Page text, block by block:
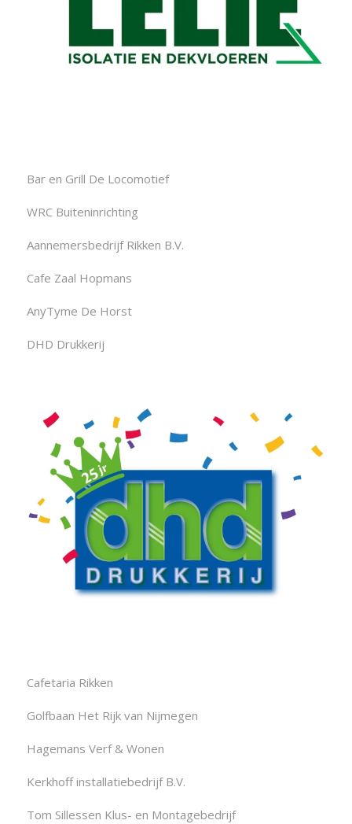
Bar en Grill De Locomotief
WRC Buiteninrichting
Aannemersbedrijf Rikken B.V.
Cafe Zaal Hopmans
AnyTyme De Horst
DHD Drukkerij
Cafetaria Rikken
Golfbaan Het Rijk van Nijmegen
Hagemans Verf & Wonen
Kerkhoff installatiebedrijf B.V.
Tom Sillessen Klus- en Montagebedrijf